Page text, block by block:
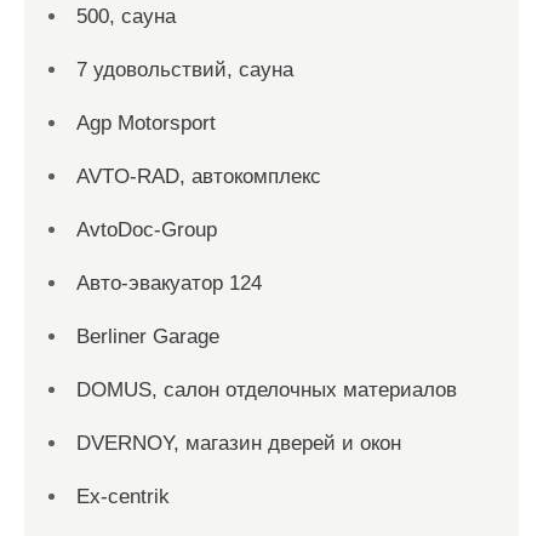
500, сауна
7 удовольствий, сауна
Agp Motorsport
AVTO-RAD, автокомплекс
AvtoDoc-Group
Aвто-эвакуатор 124
Berliner Garage
DOMUS, салон отделочных материалов
DVERNOY, магазин дверей и окон
Ex-centrik